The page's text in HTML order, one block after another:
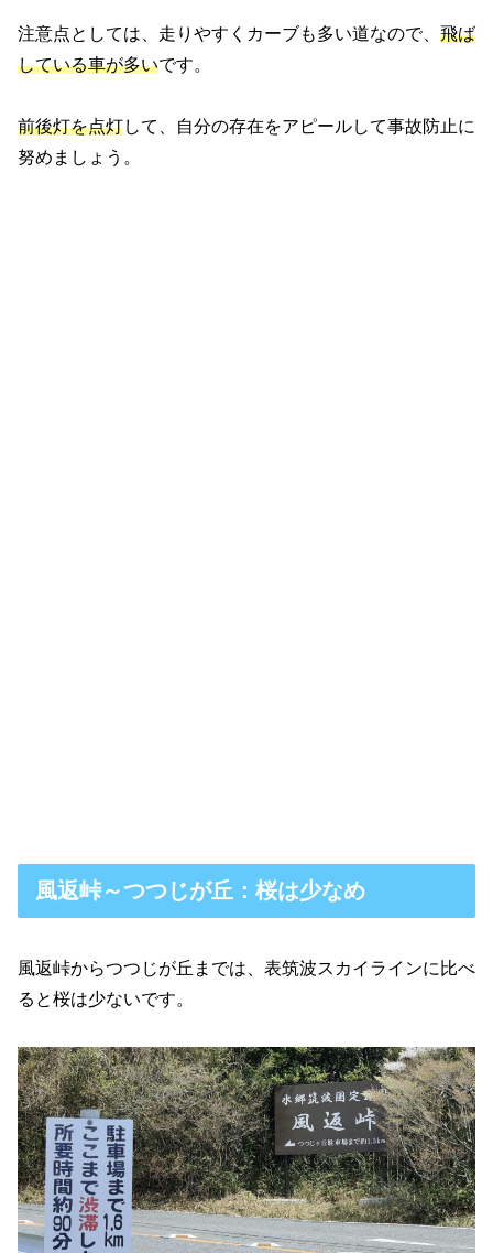
注意点としては、走りやすくカーブも多い道なので、 飛ば
している車が多いです。
前後灯を点灯して、自分の存在をアピールして事故防止に
努めましょう。
風返峠～つつじが丘：桜は少なめ
風返峠からつつじが丘までは、表筑波スカイラインに比べ
ると桜は少ないです。